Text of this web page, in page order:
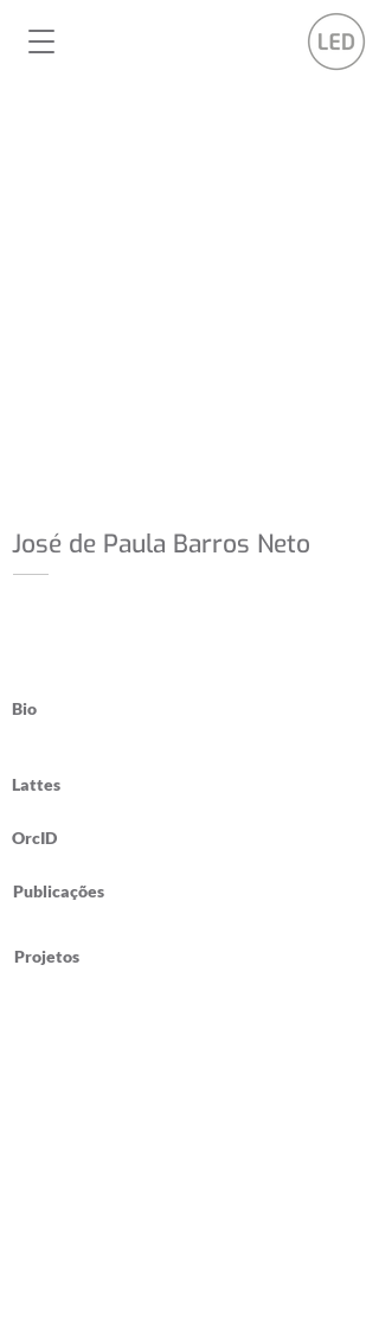
José de Paula Barros Neto
Bio
Lattes
OrcID
Publicações
Projetos